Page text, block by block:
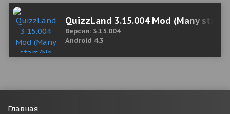
QuizzLand 3.15.004 Mod (Many
Версия: 3.15.004
Android 4.3
Главная